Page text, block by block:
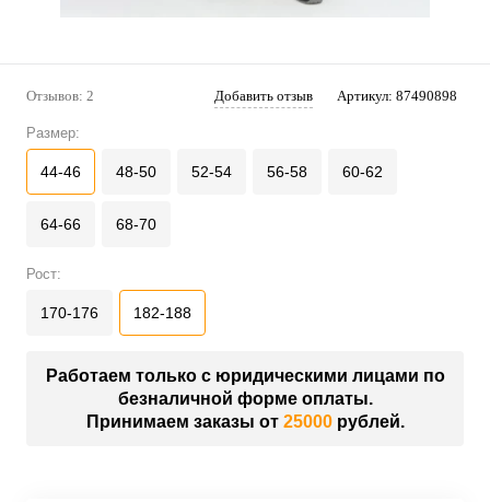
Отзывов: 2 Добавить отзыв Артикул: 87490898
Размер:
44-46 48-50 52-54 56-58 60-62
64-66 68-70
Рост:
170-176 182-188
Работаем только с юридическими лицами по
безналичной форме оплаты.
Принимаем заказы от 25000рублей.